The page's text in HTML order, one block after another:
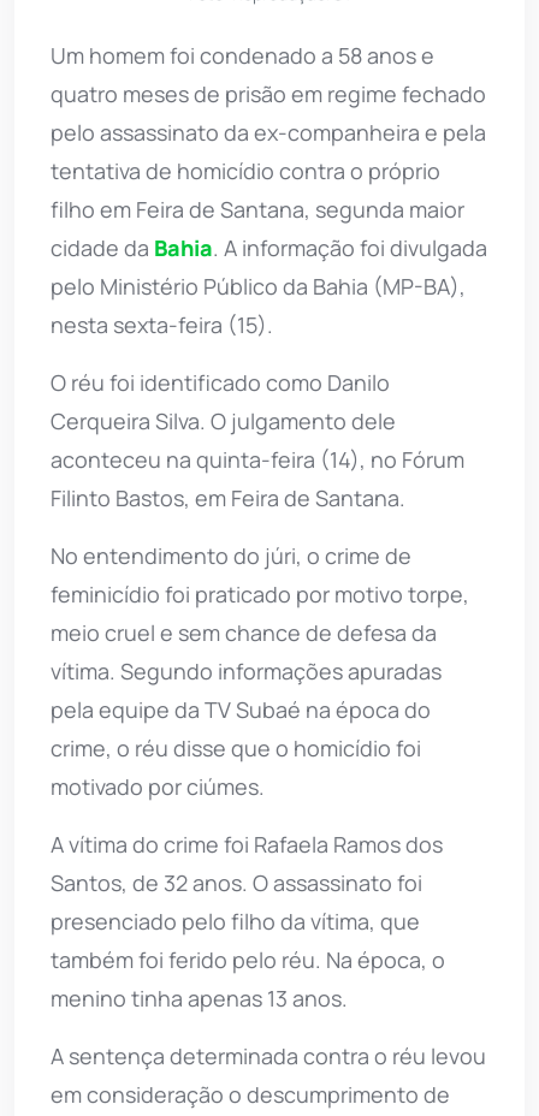
Um homem foi condenado a 58 anos e
quatro meses de prisão em regime fechado
pelo assassinato da ex-companheira e pela
tentativa de homicídio contra o próprio
filho em Feira de Santana, segunda maior
cidade da Bahia. A informação foi divulgada
pelo Ministério Público da Bahia (MP-BA),
nesta sexta-feira (15).
O réu foi identificado como Danilo
Cerqueira Silva. O julgamento dele
aconteceu na quinta-feira (14), no Fórum
Filinto Bastos, em Feira de Santana.
No entendimento do júri, o crime de
feminicídio foi praticado por motivo torpe,
meio cruel e sem chance de defesa da
vítima. Segundo informações apuradas
pela equipe da TV Subaé na época do
crime, o réu disse que o homicídio foi
motivado por ciúmes.
A vítima do crime foi Rafaela Ramos dos
Santos, de 32 anos. O assassinato foi
presenciado pelo filho da vítima, que
também foi ferido pelo réu. Na época, o
menino tinha apenas 13 anos.
A sentença determinada contra o réu levou
em consideração o descumprimento de